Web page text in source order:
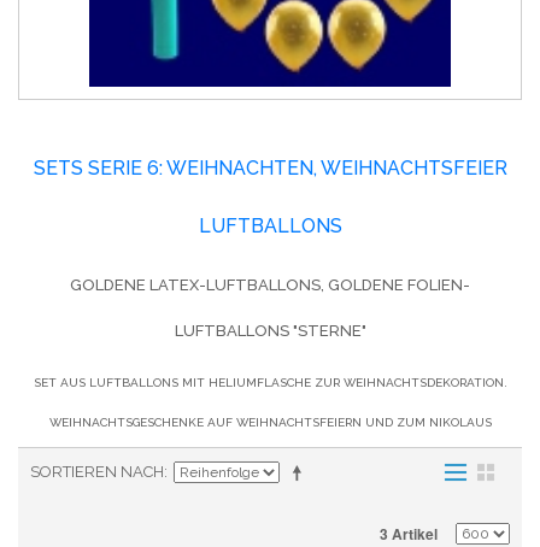
SETS SERIE 6: WEIHNACHTEN, WEIHNACHTSFEIER
LUFTBALLONS
GOLDENE LATEX-LUFTBALLONS, GOLDENE FOLIEN-
LUFTBALLONS "STERNE"
SET AUS LUFTBALLONS MIT HELIUMFLASCHE ZUR WEIHNACHTSDEKORATION.
WEIHNACHTSGESCHENKE AUF WEIHNACHTSFEIERN UND ZUM NIKOLAUS
SORTIEREN NACH
3 Artikel